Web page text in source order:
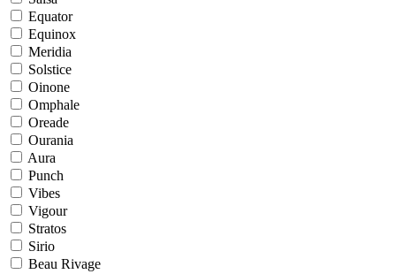
Equator
Equinox
Meridia
Solstice
Oinone
Omphale
Oreade
Ourania
Aura
Punch
Vibes
Vigour
Stratos
Sirio
Beau Rivage